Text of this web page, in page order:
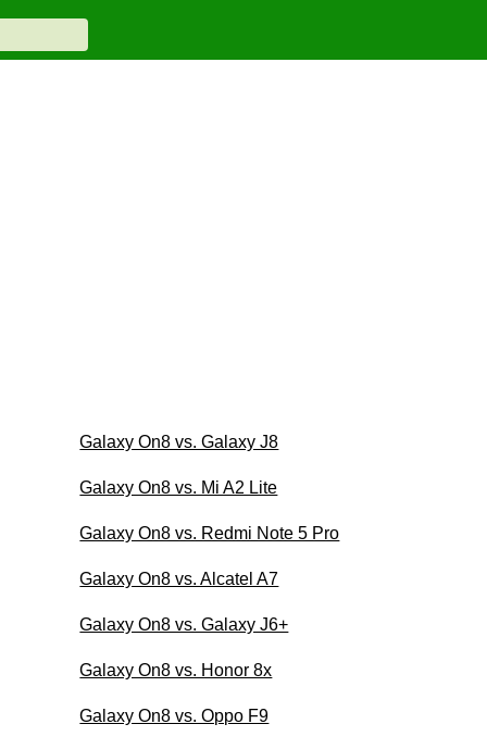
Galaxy On8 vs. Galaxy J8
Galaxy On8 vs. Mi A2 Lite
Galaxy On8 vs. Redmi Note 5 Pro
Galaxy On8 vs. Alcatel A7
Galaxy On8 vs. Galaxy J6+
Galaxy On8 vs. Honor 8x
Galaxy On8 vs. Oppo F9